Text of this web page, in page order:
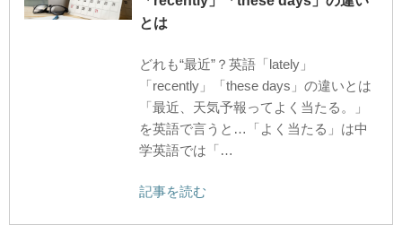
とは
どれも“最近”？英語「lately」
「recently」「these days」の違いとは
「最近、天気予報ってよく当たる。」
を英語で言うと…「よく当たる」は中
学英語では「…
記事を読む